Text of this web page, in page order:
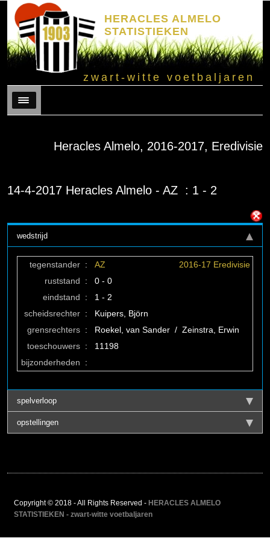
HERACLES ALMELO
STATISTIEKEN
zwart-witte voetbaljaren
Menu
Heracles Almelo, 2016-2017, Eredivisie
14-4-2017 Heracles Almelo - AZ : 1 - 2
wedstrijd
tegenstander : AZ
2016-17 Eredivisie
ruststand
:
0 - 0
eindstand
:
1 - 2
scheidsrechter :
Kuipers, Björn
grensrechters :
Roekel, van Sander / Zeinstra, Erwin
toeschouwers :
11198
bijzonderheden
:
spelverloop
opstellingen
Copyright © 2018 - All Rights Reserved - HERACLES ALMELO
STATISTIEKEN - zwart-witte voetbaljaren